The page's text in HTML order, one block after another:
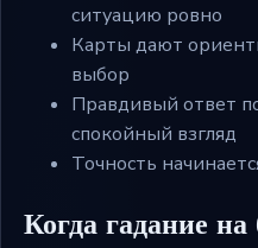
ситуацию ровно
Карты дают
выбор
Правдивый ответ
спокойный взгляд
Точность
Когда гадание на